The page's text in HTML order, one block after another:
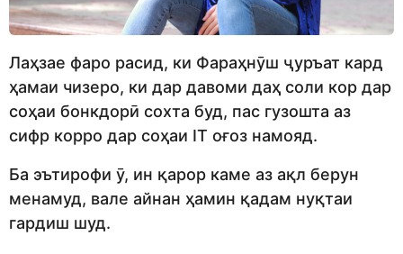
Лаҳзае фаро расид, ки Фараҳнӯш ҷуръат кард
ҳамаи чизеро, ки дар давоми даҳ соли кор дар
соҳаи бонкдорӣ сохта буд, пас гузошта аз
сифр корро дар соҳаи IT оғоз намояд.
Ба эътирофи ӯ, ин қарор каме аз ақл берун
менамуд, вале айнан ҳамин қадам нуқтаи
гардиш шуд.